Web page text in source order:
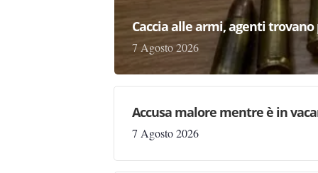
Caccia alle armi, agenti
7 Agosto 2026
Accusa malore mentre è in
7 Agosto 2026